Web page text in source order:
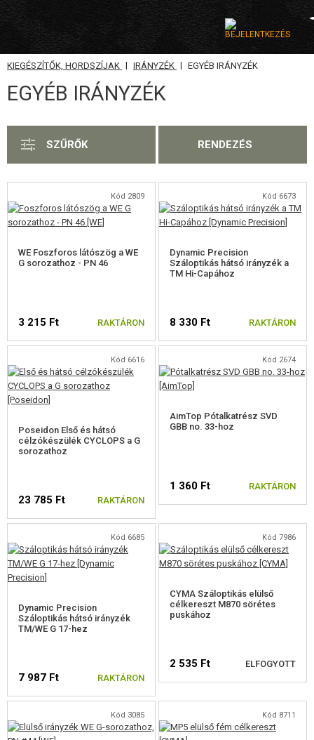
KATEGÓRIA
AIRSOFT FEGYVEREK
GRÁNÁTVETŐK, GRÁNÁTOK
AKKUMULÁTOROK, TÖLTŐK
TÁRAK
FELSZERELÉS, EGYENRUHA, TOKOK
RÁDIÓS, FEJHALLGATÓ, KAMERÁK
ELŐAGY MARKOLATOK
HANGTOMPÍTÓ, LÁNGREJTŐ, ADAPTER
KOLIMÁTOROK, PUSKACSÖVEK, BINOKULÁR
TELESZKÓP TARTOZÉKOK
SZÍJAKASZTÓK
IRÁNYZÉK
KIEGÉSZÍTŐK, HORDSZÍJAK | IRÁNYZÉK | EGYÉB IRÁNYZÉK
EGYÉB IRÁNYZÉK
SZŰRŐK RENDEZÉS
Kód 2809
WE Foszforos látószög a WE
G sorozathoz - PN 46
3 215 Ft RAKTÁRON
Kód 6673
Dynamic Precision
Száloptikás hátsó irányzék a
TM Hi-Capához
8 330 Ft RAKTÁRON
Kód 6616
Poseidon Első és hátsó
célzókészülék CYCLOPS a G
sorozathoz
23 785 Ft RAKTÁRON
Kód 2674
AimTop Pótalkatrész SVD
GBB no. 33-hoz
1 360 Ft RAKTÁRON
Kód 6685
Dynamic Precision
Száloptikás hátsó irányzék
TM/WE G 17-hez
7 987 Ft RAKTÁRON
Kód 7986
CYMA Száloptikás elülső
célkereszt M870 sörétes
puskához
2 535 Ft ELFOGYOTT
ELÉRHETŐSÉGI
Kód 3085 Kód 8711